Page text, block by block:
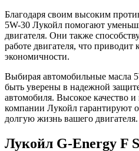
Благодаря своим высоким
5W-30 Лукойл помогают
двигателя. Они также
работе двигателя, что
экономичности.
Выбирая автомобильные масла
быть уверены в надежной
автомобиля. Высокое качество
компании Лукойл гарантируют
долгую жизнь вашего двигателя.
Лукойл G-Energy F